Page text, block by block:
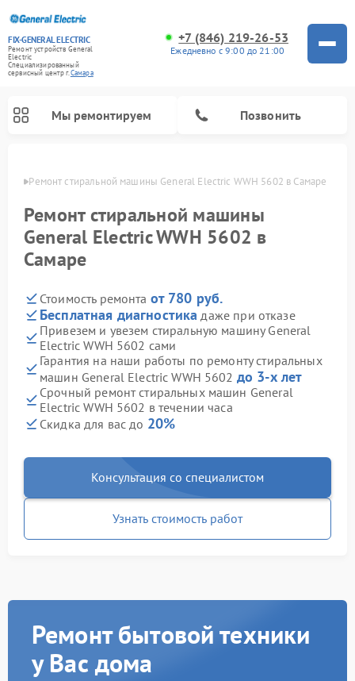
FIX-GENERAL ELECTRIC
Ремонт устройств General
Electric
Специализированный
cервисный центр г.Самара
+7 (846) 219-26-53
Ежедневно с 9:00 до 21:00
Мы ремонтируем Позвонить
Ремонт стиральной машины General Electric WWH 5602 в Самаре
Ремонт стиральной машины
General Electric WWH 5602 в
Самаре
Стоимость ремонта от 780 руб.
Бесплатная диагностика даже при отказе
Привезем и увезем стиральную машину General
Electric WWH 5602 сами
Гарантия на наши работы по ремонту стиральных
машин General Electric WWH 5602 до 3-х лет
Срочный ремонт стиральных машин General
Electric WWH 5602 в течении часа
Скидка для вас до 20%
Консультация со специалистом
Узнать стоимость работ
Ремонт бытовой техники
у Вас дома